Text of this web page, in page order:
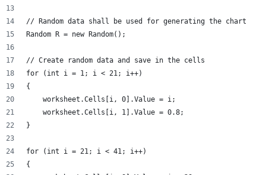
// Random data shall be used for generating the chart
Random R = new Random();
// Create random data and save in the cells
for (int i = 1; i < 21; i++)
{
    worksheet.Cells[i, 0].Value = i;
    worksheet.Cells[i, 1].Value = 0.8;
}
for (int i = 21; i < 41; i++)
{